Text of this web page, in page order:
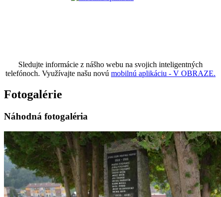
Sledujte informácie z nášho webu na svojich inteligentných
telefónoch. Využívajte našu novú mobilnú aplikáciu - V OBRAZE.
Fotogalérie
Náhodná fotogaléria